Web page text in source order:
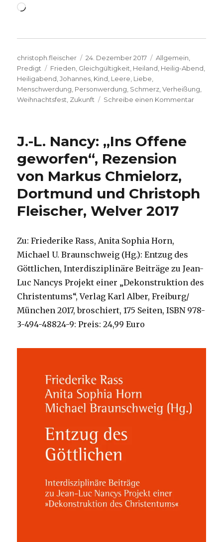
Wird
Autor
christoph.fleischer
Veröffentlicht
am
24. Dezember 2017 Kategorien
Allgemein
Predigt
Schlagwörter
Frieden Gleichgültigkeit Heiland Heilig-Abend
Heiligabend ,Johannes Kind Leere Liebe
Menschwerdung Personwerdung Schmerz ,Verheißung
Weihnachtsfest Zukunft Schreibe einen Kommentarzu
J.-L. Nancy: „Ins Offene
geworfen“, Rezension
von Markus Chmielorz,
Dortmund und Christoph
Fleischer, Welver 2017
Zu: Friederike Rass, Anita Sophia Horn,
Michael U. Braunschweig (Hg.): Entzug des
Göttlichen, Interdisziplinäre Beiträge zu Jean-
Luc Nancys Projekt einer „Dekonstruktion des
Christentums“, Verlag Karl Alber, Freiburg/
München 2017, broschiert, 175 Seiten, ISBN 978-
3-494-48824-9: Preis: 24,99 Euro